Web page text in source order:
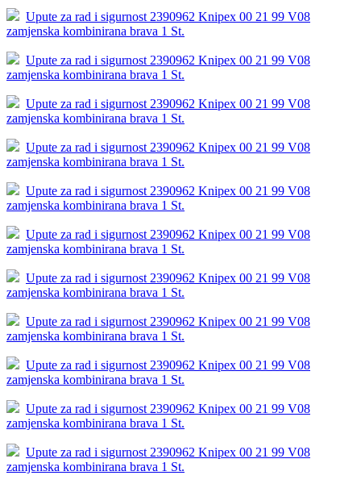
Upute za rad i sigurnost 2390962 Knipex 00 21 99 V08
zamjenska kombinirana brava 1 St.
Upute za rad i sigurnost 2390962 Knipex 00 21 99 V08
zamjenska kombinirana brava 1 St.
Upute za rad i sigurnost 2390962 Knipex 00 21 99 V08
zamjenska kombinirana brava 1 St.
Upute za rad i sigurnost 2390962 Knipex 00 21 99 V08
zamjenska kombinirana brava 1 St.
Upute za rad i sigurnost 2390962 Knipex 00 21 99 V08
zamjenska kombinirana brava 1 St.
Upute za rad i sigurnost 2390962 Knipex 00 21 99 V08
zamjenska kombinirana brava 1 St.
Upute za rad i sigurnost 2390962 Knipex 00 21 99 V08
zamjenska kombinirana brava 1 St.
Upute za rad i sigurnost 2390962 Knipex 00 21 99 V08
zamjenska kombinirana brava 1 St.
Upute za rad i sigurnost 2390962 Knipex 00 21 99 V08
zamjenska kombinirana brava 1 St.
Upute za rad i sigurnost 2390962 Knipex 00 21 99 V08
zamjenska kombinirana brava 1 St.
Upute za rad i sigurnost 2390962 Knipex 00 21 99 V08
zamjenska kombinirana brava 1 St.